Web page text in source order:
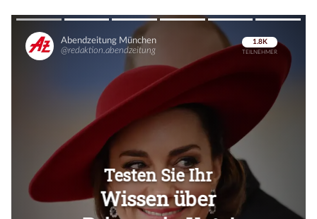
Überspringen
Überspringen